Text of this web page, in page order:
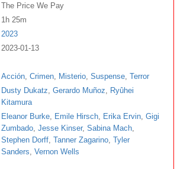
The Price We Pay
1h 25m
2023
2023-01-13
Acción Crimen Misterio Suspense Terror
Dusty Dukatz Gerardo Muñoz
Ryûhei
Kitamura
Eleanor Burke Emile Hirsch Erika Ervin Gigi
Zumbado Jesse Kinser, Sabina Mach
Stephen Dorff Tanner Zagarino Tyler
Sanders Vernon Wells